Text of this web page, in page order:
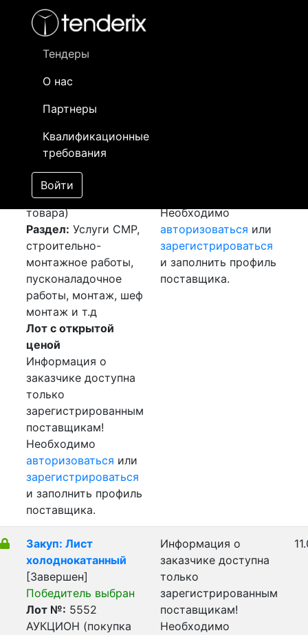
Тендеры
О нас
Партнеры
Квалификационные
требования
Войти
- активный лот
- сохраненный лот (не опубликован)
Закуп: ГНБ
[Завершен]
Победитель выбран
Лот №:5554
АУКЦИОН (покупка
товара)
Раздел: Услуги СМР,
строительно-
монтажное работы,
пусконаладочное
работы, монтаж, шеф
монтаж и т.д
Лот с открытой
ценой
Информация о
заказчике доступна
только
зарегистрированным
поставщикам!
Необходимо
авторизоваться или
зарегистрироваться
и заполнить профиль
поставщика.
Необходимо
авторизоваться или
зарегистрироваться
и заполнить профиль
поставщика.
Закуп: Лист
холоднокатанный
[Завершен]
Победитель выбран
Лот №: 5552
АУКЦИОН (покупка
Информация о
заказчике доступна
только
зарегистрированным
поставщикам!
Необходимо